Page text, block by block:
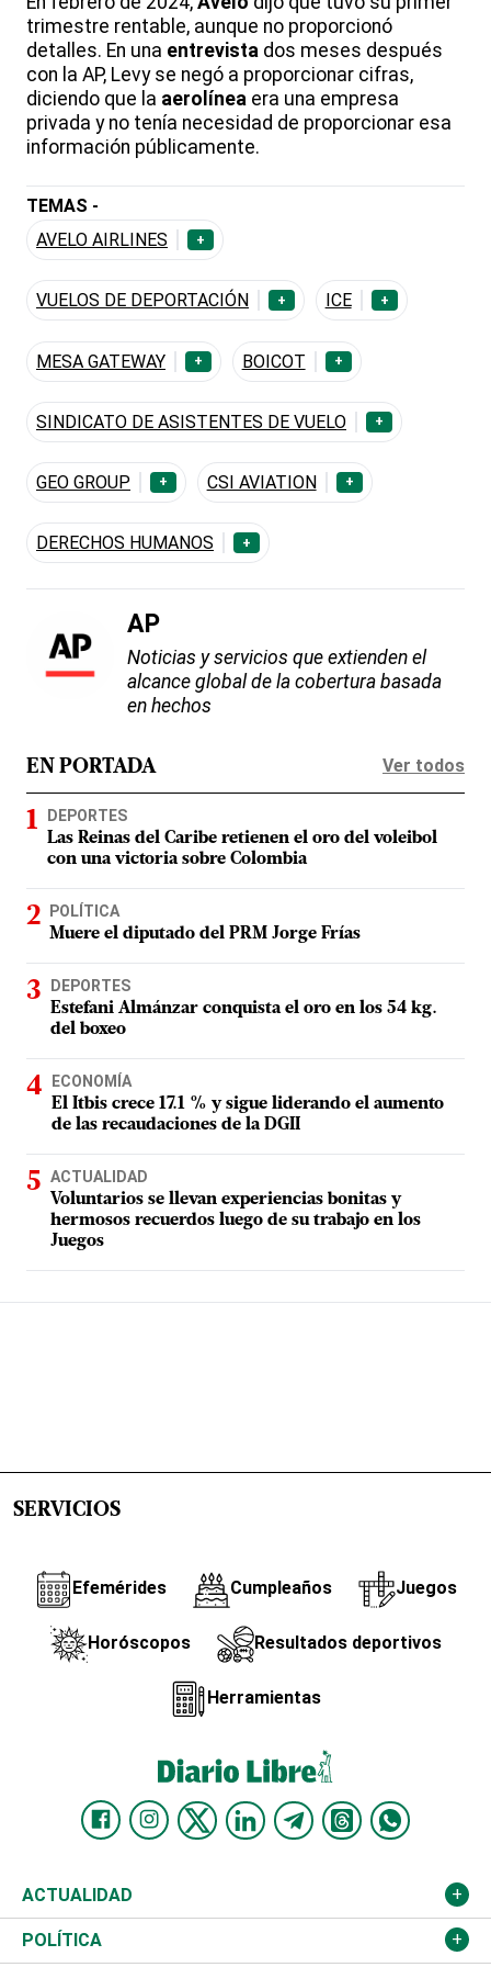
trimestre rentable, aunque no proporcionó
detalles. En una entrevista dos meses después
con la AP, Levy se negó a proporcionar cifras,
diciendo que la aerolínea era una empresa
privada y no tenía necesidad de proporcionar esa
información públicamente.
TEMAS -
AVELO AIRLINES
+
VUELOS DE DEPORTACIÓN + ICE +
MESA GATEWAY + BOICOT +
SINDICATO DE ASISTENTES DE VUELO +
GEO GROUP + CSI AVIATION +
DERECHOS HUMANOS +
AP
Noticias y servicios que extienden el
alcance global de la cobertura basada
en hechos
EN PORTADA Ver todos
DEPORTES
Las Reinas del Caribe retienen el oro del voleibol
con una victoria sobre Colombia
POLÍTICA
Muere el diputado del PRM Jorge Frías
DEPORTES
Estefani Almánzar conquista el oro en los 54 kg.
del boxeo
ECONOMÍA
El Itbis crece 17.1 % y sigue liderando el aumento
de las recaudaciones de la DGII
ACTUALIDAD
Voluntarios se llevan experiencias bonitas y
hermosos recuerdos luego de su trabajo en los
Juegos
SERVICIOS
Efemérides Cumpleaños Juegos
Horóscopos Resultados deportivos
Herramientas
ACTUALIDAD
Nacional
POLÍTICA